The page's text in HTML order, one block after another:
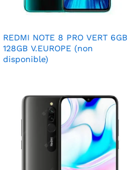
REDMI NOTE 8 PRO VERT 6GB
128GB V.EUROPE (non
disponible)